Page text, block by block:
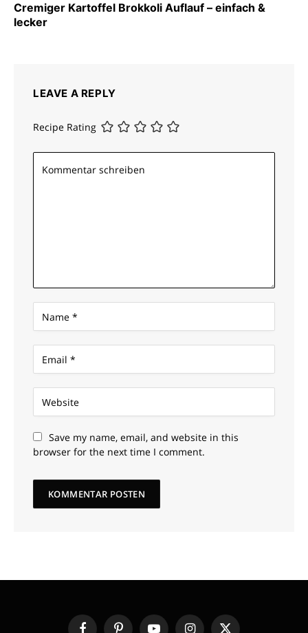
Cremiger Kartoffel Brokkoli Auflauf – einfach &
lecker
LEAVE A REPLY
Recipe Rating
Save my name, email, and website in this
browser for the next time I comment.